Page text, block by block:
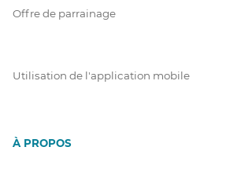
Offre de parrainage
Utilisation de l'application mobile
À PROPOS